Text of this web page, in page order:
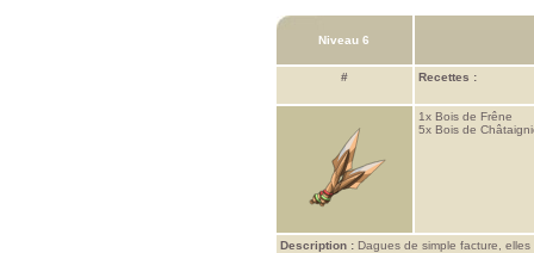
Niveau 6
# Recettes :
1x Bois de Frêne
5x Bois de
Description : Dagues de simple facture,